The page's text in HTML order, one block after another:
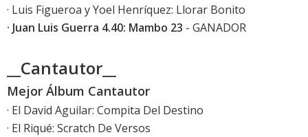
· Luis Figueroa y Yoel Henríquez: Llorar Bonito
· Juan Luis Guerra 4.40: Mambo 23 - GANADOR
__Cantautor__
Mejor Álbum Cantautor
· El David Aguilar: Compita Del Destino
· El Riqué: Scratch De Versos